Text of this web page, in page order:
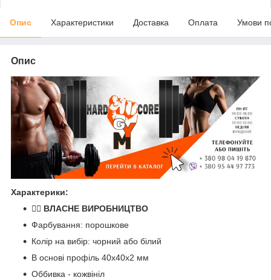
Опис Характеристики Доставка Оплата Умови
Опис
Характерики:
🏋️‍♂️ ВЛАСНЕ ВИРОБНИЦТВО
Фарбування: порошкове
Колір на вибір: чорний або білий
В основі профіль 40x40х2 мм
Оббивка - кожвініл